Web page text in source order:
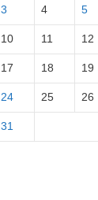
3 4 5
10 11 12
17 18 19
24 25 26
31